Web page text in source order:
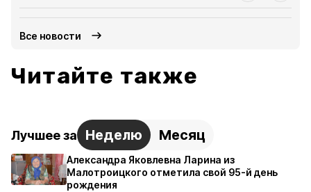
Все новости
Читайте также
Лучшее за Неделю Месяц
Александра Яковлевна Ларина из
Малотроицкого отметила свой 95-й день
рождения